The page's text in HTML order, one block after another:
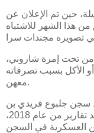
حين تم الإعلان عن
هذا الشهر للاشتباه
تحت إمرة شاروني،
الأكل بسبب تصرفاته
معهن.
سجن جلبوع فريدي بن
شيتريت بشهادته أمام لجنة حكومية، وأكد تقارير من عام 2018،
العسكرية في السجن